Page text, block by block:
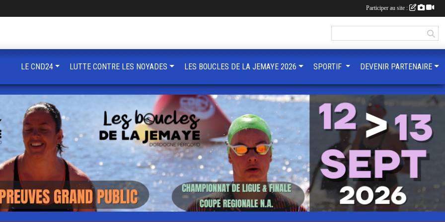
LE CND24 LUTTE CONTRE LES NOYADES LES BOUCLES DE LA JEMAYE 2026 SPORTIF DEVENIR PARTENAIRE
Participer au site :